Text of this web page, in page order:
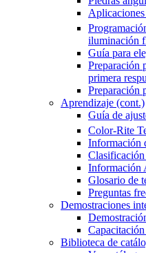
iluminación
Guía para
Preparación
primera
Preparación
Aprendizaje (cont.)
Guía de
Color-Rite
Información
Clasificación
Información
Glosario de
Preguntas
Demostraciones
Biblioteca de